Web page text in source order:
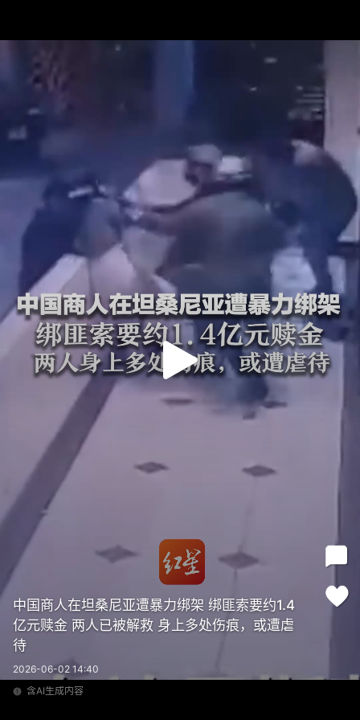
中国商人在坦桑尼亚遭暴力绑架 绑匪索要约1.4
亿元赎金 两人已被解救 身上多处伤痕，或遭虐
待
2026-06-02 14:40
含AI生成内容